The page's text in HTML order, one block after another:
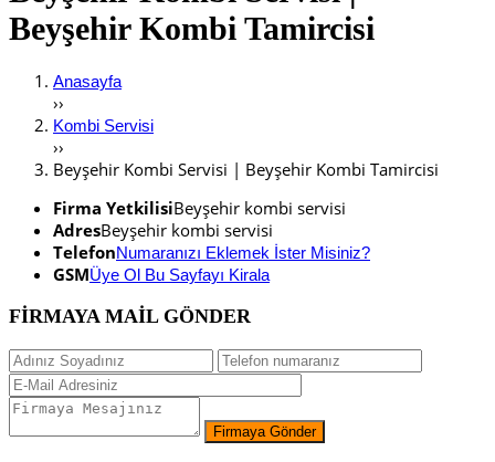
Beyşehir Kombi Tamircisi
Anasayfa
››
Kombi Servisi
››
Beyşehir Kombi Servisi | Beyşehir Kombi Tamircisi
Firma YetkilisiBeyşehir kombi servisi
AdresBeyşehir kombi servisi
TelefonNumaranızı Eklemek İster Misiniz?
GSMÜye Ol Bu Sayfayı Kirala
FİRMAYA MAİL GÖNDER